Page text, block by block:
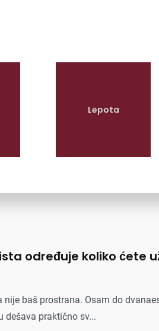
Lepota
određuje koliko ćete
baš prostrana. Osam do
dešava praktično sv...